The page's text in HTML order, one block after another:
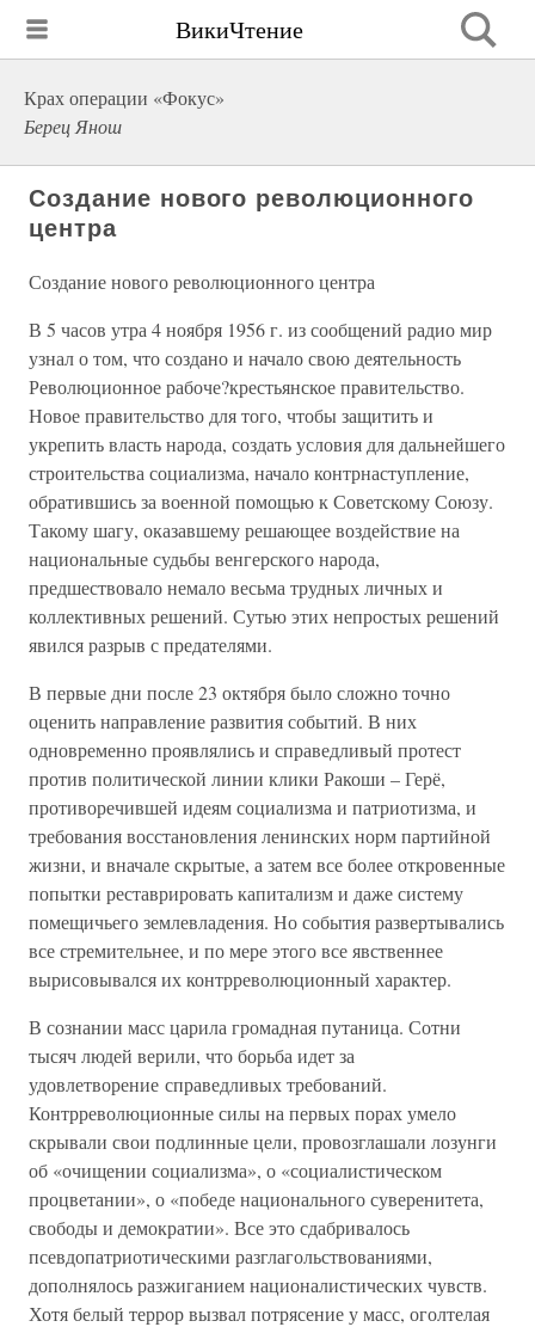
ВикиЧтение
Крах операции «Фокус»
Берец Янош
Создание нового революционного
центра
Создание нового революционного центра
В 5 часов утра 4 ноября 1956 г. из сообщений радио мир
узнал о том, что создано и начало свою деятельность
Революционное рабоче?крестьянское правительство.
Новое правительство для того, чтобы защитить и
укрепить власть народа, создать условия для дальнейшего
строительства социализма, начало контрнаступление,
обратившись за военной помощью к Советскому Союзу.
Такому шагу, оказавшему решающее воздействие на
национальные судьбы венгерского народа,
предшествовало немало весьма трудных личных и
коллективных решений. Сутью этих непростых решений
явился разрыв с предателями.
В первые дни после 23 октября было сложно точно
оценить направление развития событий. В них
одновременно проявлялись и справедливый протест
против политической линии клики Ракоши – Герё,
противоречившей идеям социализма и патриотизма, и
требования восстановления ленинских норм партийной
жизни, и вначале скрытые, а затем все более откровенные
попытки реставрировать капитализм и даже систему
помещичьего землевладения. Но события развертывались
все стремительнее, и по мере этого все явственнее
вырисовывался их контрреволюционный характер.
В сознании масс царила громадная путаница. Сотни
тысяч людей верили, что борьба идет за
удовлетворение справедливых требований.
Контрреволюционные силы на первых порах умело
скрывали свои подлинные цели, провозглашали лозунги
об «очищении социализма», о «социалистическом
процветании», о «победе национального суверенитета,
свободы и демократии». Все это сдабривалось
псевдопатриотическими разглагольствованиями,
дополнялось разжиганием националистических чувств.
Хотя белый террор вызвал потрясение у масс, оголтелая